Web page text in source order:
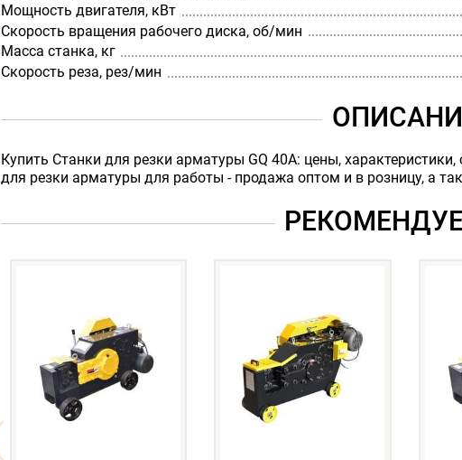
Мощность двигателя, кВт
Скорость вращения рабочего диска, об/мин
Масса станка, кг
Скорость реза, рез/мин
Купить Станки для резки арматуры GQ 40A: цены,
для резки арматуры для работы - продажа оптом и в розницу, а